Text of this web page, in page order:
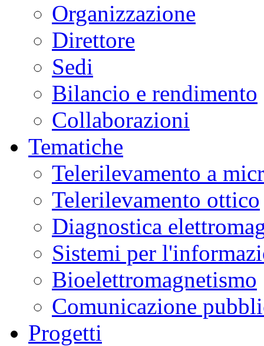
Organizzazione
Direttore
Sedi
Bilancio e rendimento
Collaborazioni
Tematiche
Telerilevamento a
Telerilevamento ottico
Diagnostica
Sistemi per
Bioelettromagnetismo
Comunicazione
Progetti